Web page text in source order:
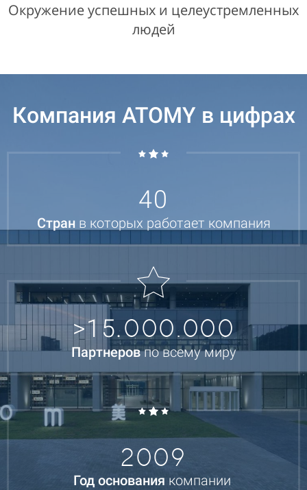
Окружение успешных и целеустремленных
людей
Компания ATOMY в цифрах
40
Стран в которых работает компания
>15.000.000
Партнеровпо всему миру
2009
Год основания компании